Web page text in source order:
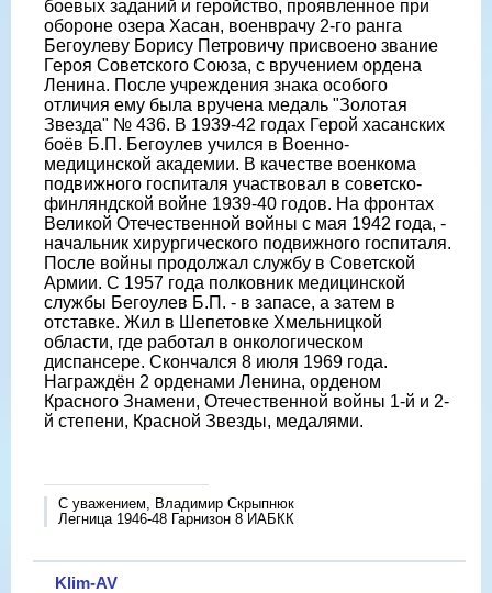
боевых заданий и геройство, проявленное при
обороне озера Хасан, военврачу 2-го ранга
Бегоулеву Борису Петровичу присвоено звание
Героя Советского Союза, с вручением ордена
Ленина. После учреждения знака особого
отличия ему была вручена медаль "Золотая
Звезда" № 436. В 1939-42 годах Герой хасанских
боёв Б.П. Бегоулев учился в Военно-
медицинской академии. В качестве военкома
подвижного госпиталя участвовал в советско-
финляндской войне 1939-40 годов. На фронтах
Великой Отечественной войны с мая 1942 года, -
начальник хирургического подвижного госпиталя.
После войны продолжал службу в Советской
Армии. С 1957 года полковник медицинской
службы Бегоулев Б.П. - в запасе, а затем в
отставке. Жил в Шепетовке Хмельницкой
области, где работал в онкологическом
диспансере. Скончался 8 июля 1969 года.
Награждён 2 орденами Ленина, орденом
Красного Знамени, Отечественной войны 1-й и 2-
й степени, Красной Звезды, медалями.
С уважением, Владимир Скрыпнюк
Легница 1946-48 Гарнизон 8 ИАБКК
Klim-AV